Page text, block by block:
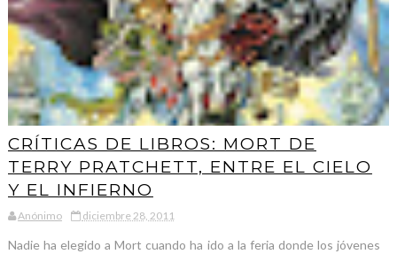
CRÍTICAS DE LIBROS: MORT DE
TERRY PRATCHETT, ENTRE EL CIELO
Y EL INFIERNO
Anónimo diciembre 28, 2011
Nadie ha elegido a Mort cuando ha ido a la feria donde los jóvenes